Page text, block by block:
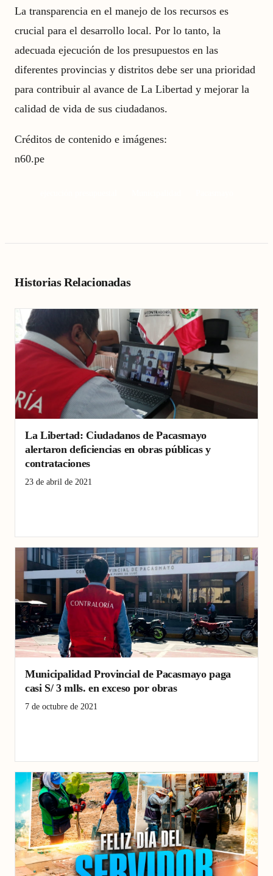
La transparencia en el manejo de los recursos es
crucial para el desarrollo local. Por lo tanto, la
adecuada ejecución de los presupuestos en las
diferentes provincias y distritos debe ser una prioridad
para contribuir al avance de La Libertad y mejorar la
calidad de vida de sus ciudadanos.
Créditos de contenido e imágenes:
n60.pe
Historias Relacionadas
La Libertad: Ciudadanos de Pacasmayo
alertaron deficiencias en obras públicas y
contrataciones
23 de abril de 2021
Municipalidad Provincial de Pacasmayo paga
casi S/ 3 mlls. en exceso por obras
7 de octubre de 2021